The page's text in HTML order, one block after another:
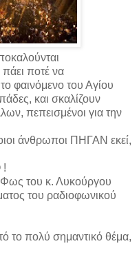
ποτέ να
φαινόμενο του Αγίου
και σκαλίζουν
πεπεισμένοι για την
άνθρωποι ΠΗΓΑΝ εκεί,
!
Φως του κ. Λυκούργου
του ραδιοφωνικού
το πολύ σημαντικό θέμα,